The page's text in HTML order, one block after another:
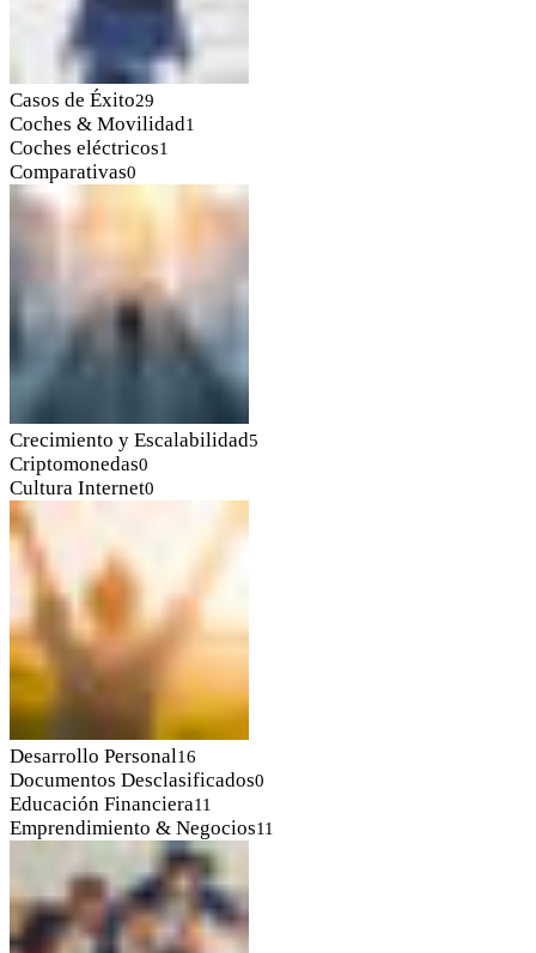
Casos de Éxito29
Coches & Movilidad1
Coches eléctricos1
Comparativas0
Crecimiento y Escalabilidad5
Criptomonedas0
Cultura Internet0
Desarrollo Personal16
Documentos Desclasificados0
Educación Financiera11
Emprendimiento & Negocios11